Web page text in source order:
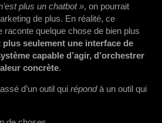
plus un chatbot », on pourrait
de plus. En réalité, ce
raconte quelque chose de bien plus
plus seulement une interface de
capable d’agir, d’orchestrer
concrète.
d’un outil qui répondà un outil qui